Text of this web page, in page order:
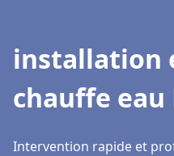
installation
chauffe eau
Intervention rapide et